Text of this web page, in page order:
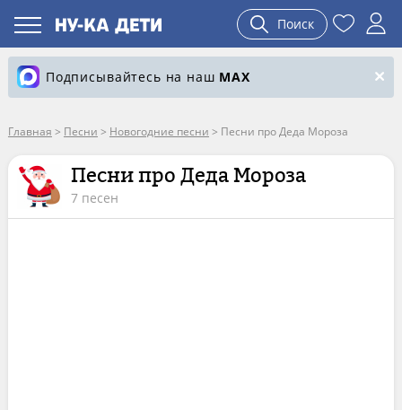
Поиск
Подписывайтесь на наш MAX
Главная > Песни > Новогодние песни > Песни про Деда Мороза
Песни про Деда Мороза
7 песен